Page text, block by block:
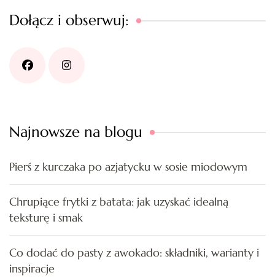
Dołącz i obserwuj:
Najnowsze na blogu
Pierś z kurczaka po azjatycku w sosie miodowym
Chrupiące frytki z batata: jak uzyskać idealną
teksturę i smak
Co dodać do pasty z awokado: składniki, warianty i
inspiracje